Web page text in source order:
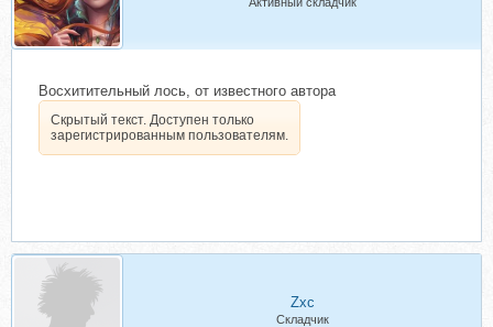
Восхитительный лось, от известного автора
Скрытый текст. Доступен только
зарегистрированным пользователям.
Zxc
Складчик